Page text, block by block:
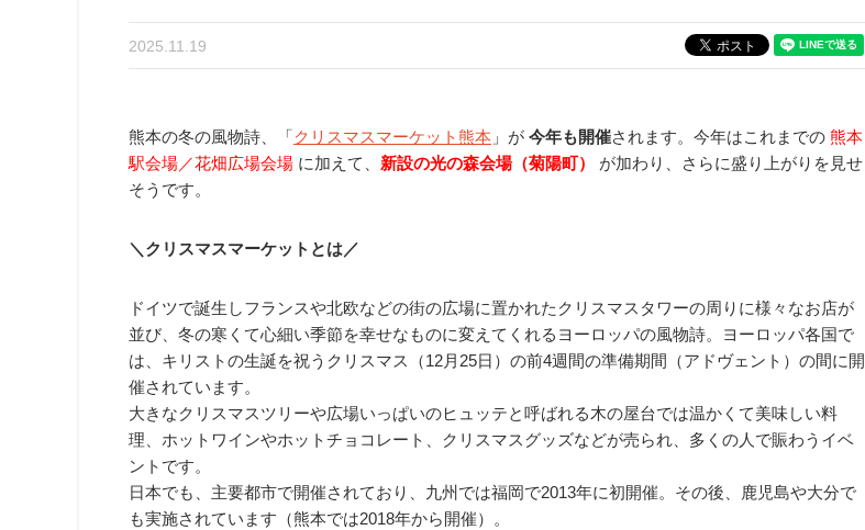
2025.11.19
熊本の冬の風物詩、「クリスマスマーケット熊本 」が 今年も開催されます。今年はこれまでの 熊本
駅会場／花畑広場会場 に加えて、 新設の光の森会場（菊陽町）
が加わり、さらに盛り上がりを見せ
そうです。
＼クリスマスマーケットとは／
ドイツで誕生しフランスや北欧などの街の広場に置かれたクリスマスタワーの周りに様々なお店が
並び、冬の寒くて心細い季節を幸せなものに変えてくれるヨーロッパの風物詩。ヨーロッパ各国で
は、キリストの生誕を祝うクリスマス（12月25日）の前4週間の準備期間（アドヴェント）の間に開
催されています。
大きなクリスマスツリーや広場いっぱいのヒュッテと呼ばれる木の屋台では温かくて美味しい料
理、ホットワインやホットチョコレート、クリスマスグッズなどが売られ、多くの人で賑わうイベ
ントです。
日本でも、主要都市で開催されており、九州では福岡で2013年に初開催。その後、鹿児島や大分で
も実施されています（熊本では2018年から開催）。